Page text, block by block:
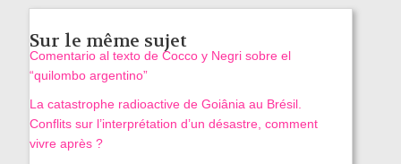
Sur le même sujet
Comentario al texto de Cocco y Negri sobre el
“quilombo argentino”
La catastrophe radioactive de Goiânia au Brésil.
Conflits sur l’interprétation d’un désastre, comment
vivre après ?